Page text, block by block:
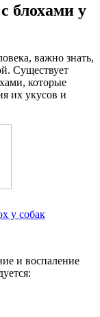
блохами у
важно знать,
Существует
которые
их укусов и
у собак
и воспаление